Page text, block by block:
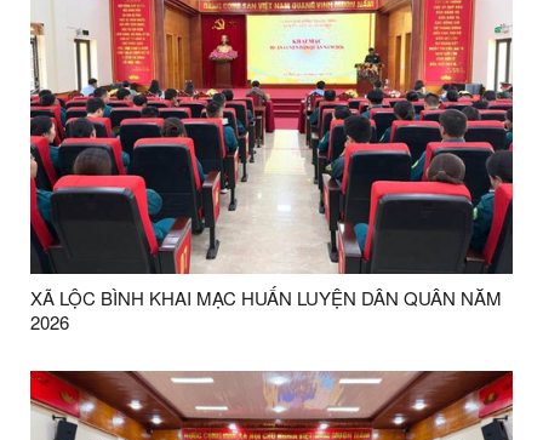
XÃ LỘC BÌNH KHAI MẠC HUẤN LUYỆN DÂN QUÂN NĂM
2026